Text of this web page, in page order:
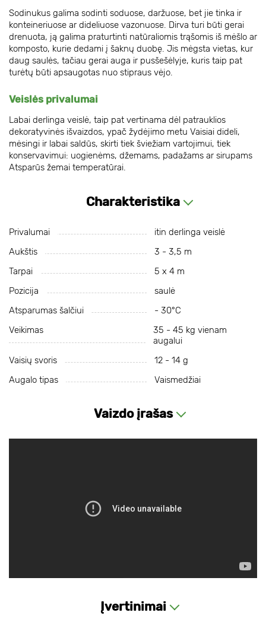
Sodinukus galima sodinti soduose, daržuose, bet jie tinka ir
konteineriuose ar dideliuose vazonuose. Dirva turi būti gerai
drenuota, ją galima praturtinti natūraliomis trąšomis iš mėšlo ar
komposto, kurie dedami į šaknų duobę. Jis mėgsta vietas, kur
daug saulės, tačiau gerai auga ir pusšešėlyje, kuris taip pat
turėtų būti apsaugotas nuo stipraus vėjo.
Veislės privalumai
Labai derlinga veislė, taip pat vertinama dėl patrauklios
dekoratyvinės išvaizdos, ypač žydėjimo metu Vaisiai dideli,
mėsingi ir labai saldūs, skirti tiek šviežiam vartojimui, tiek
konservavimui: uogienėms, džemams, padažams ar sirupams
Atsparūs žemai temperatūrai.
Charakteristika
Privalumai
itin derlinga veislė
Aukštis
3 - 3,5 m
Tarpai
5 x 4 m
Pozicija
saulė
Atsparumas šalčiui
- 30°С
Veikimas
35 - 45 kg vienam
augalui
Vaisių svoris
12 - 14 g
Augalo tipas
Vaismedžiai
Vaizdo įrašas
Įvertinimai